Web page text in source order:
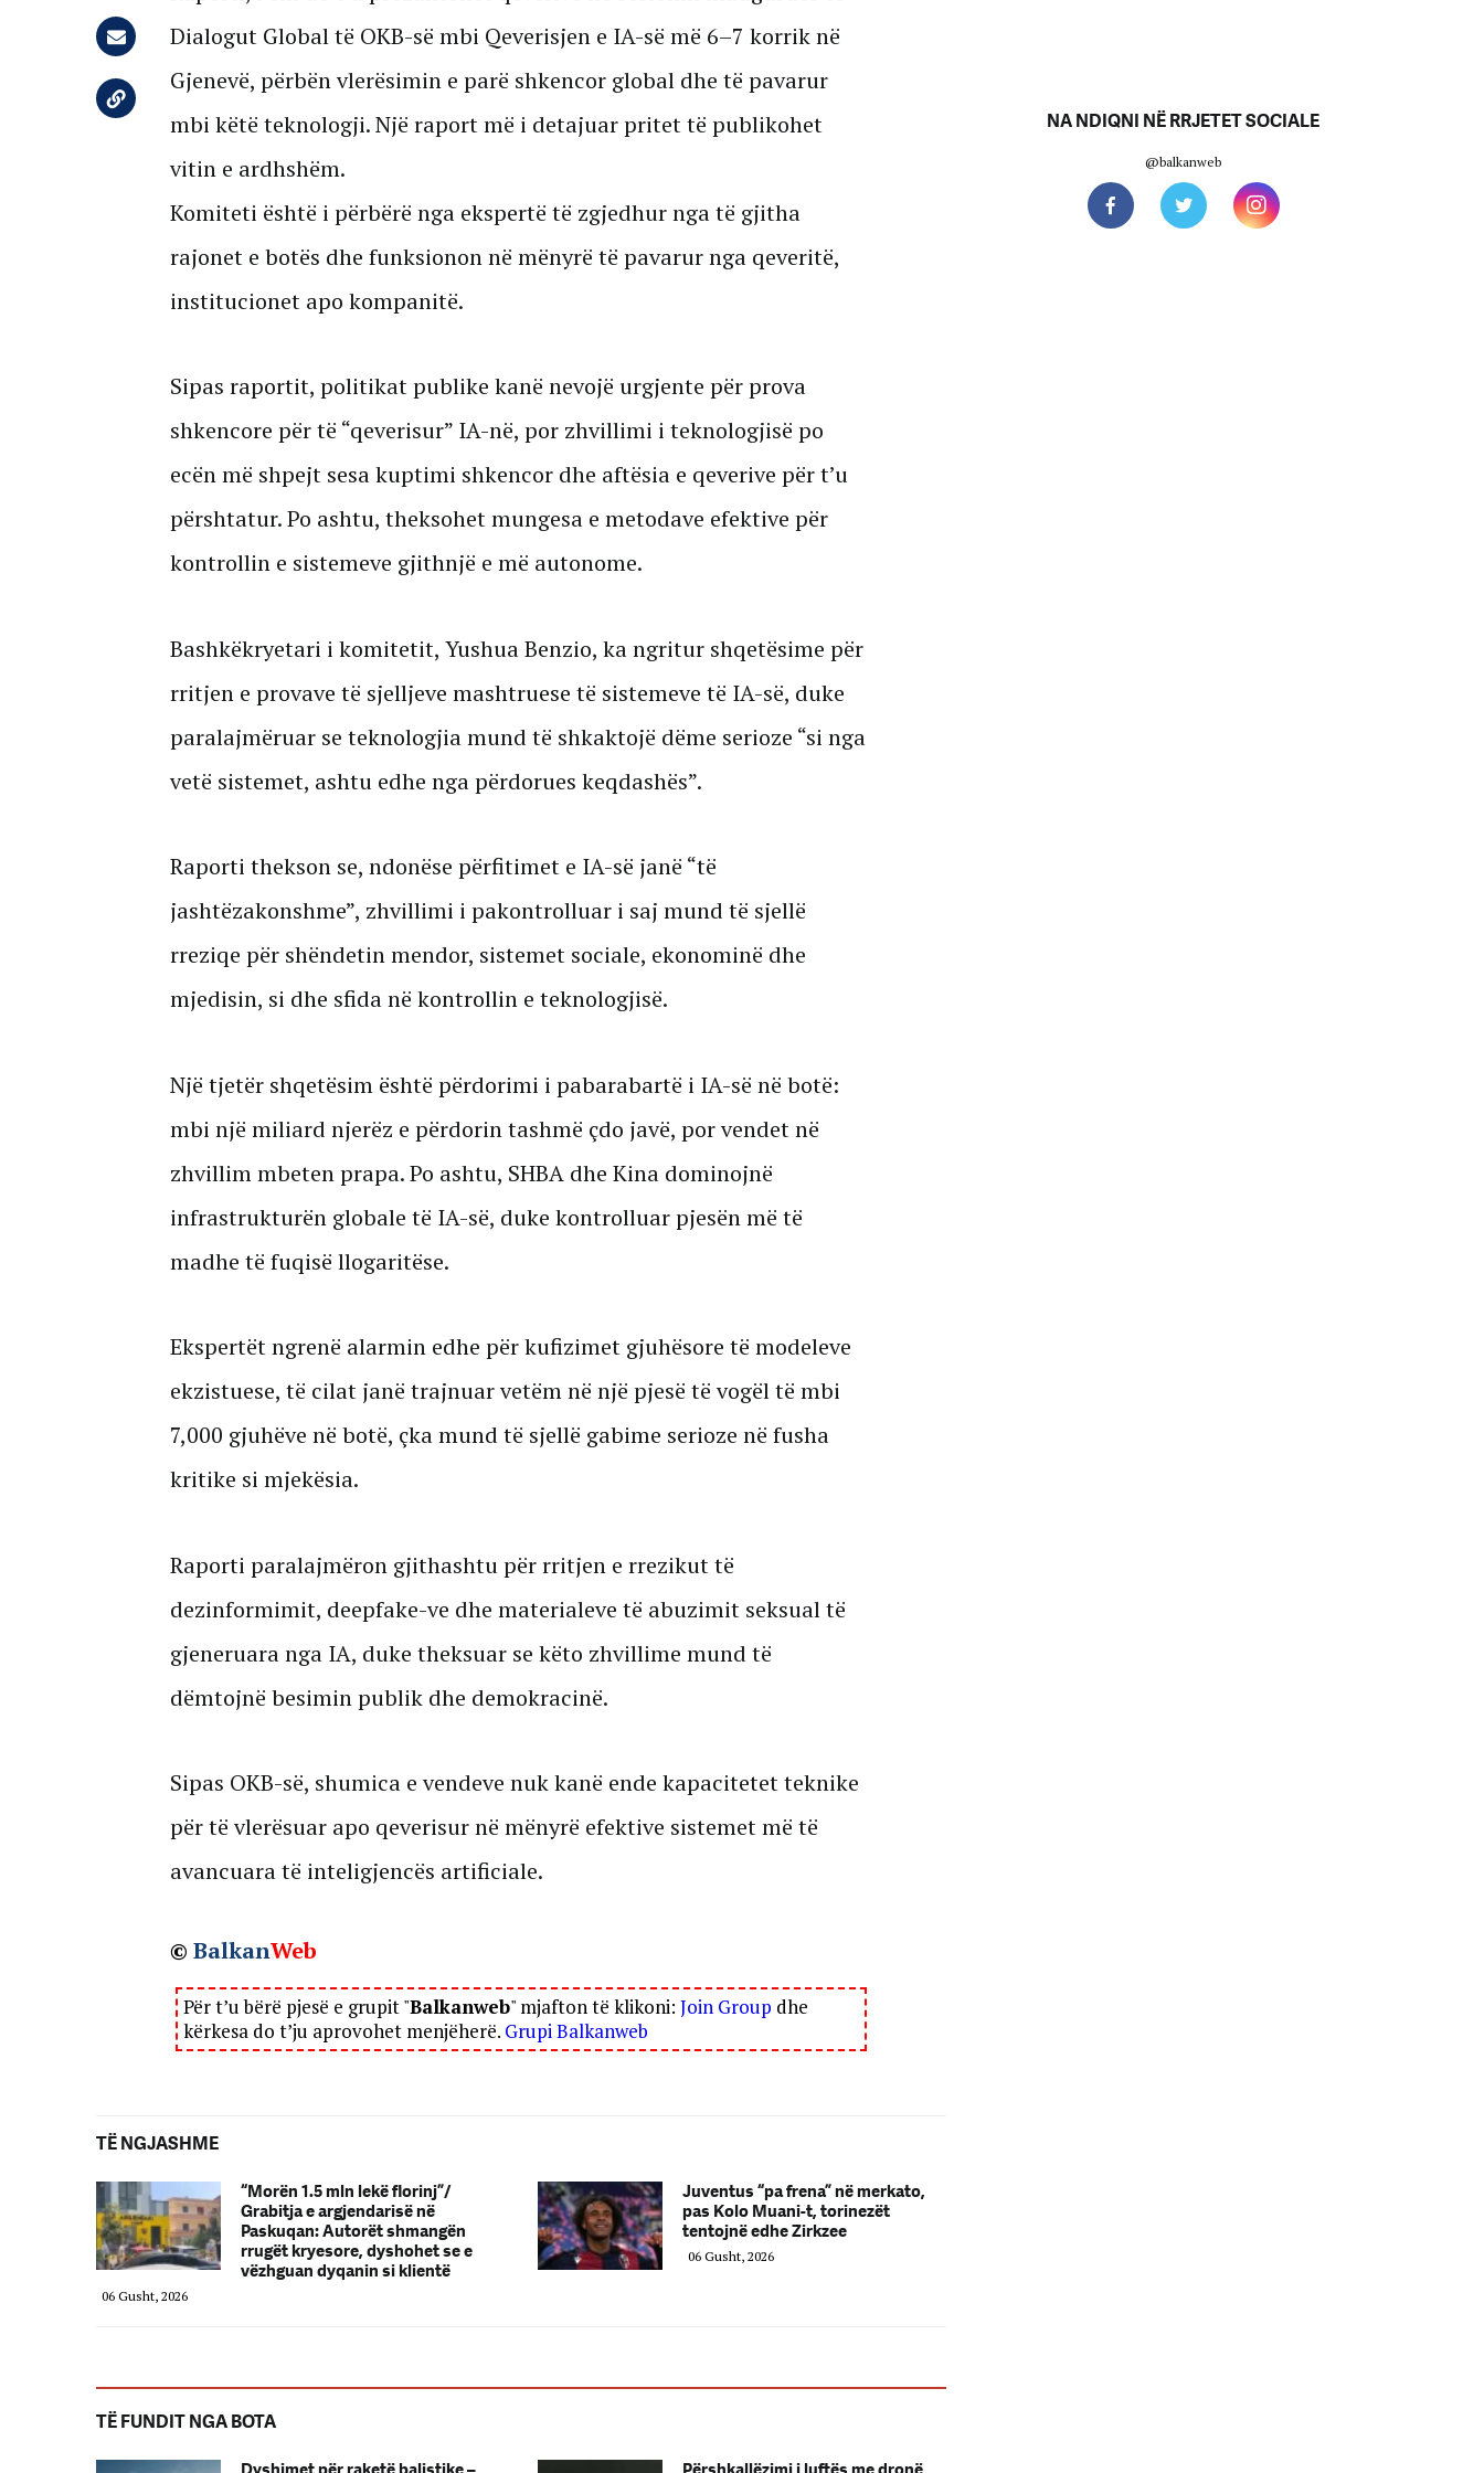
Dialogut Global të OKB-së mbi Qeverisjen e IA-së më 6–7 korrik në
Gjenevë, përbën vlerësimin e parë shkencor global dhe të pavarur
mbi këtë teknologji. Një raport më i detajuar pritet të publikohet
vitin e ardhshëm.
Komiteti është i përbërë nga ekspertë të zgjedhur nga të gjitha
rajonet e botës dhe funksionon në mënyrë të pavarur nga qeveritë,
institucionet apo kompanitë.
Sipas raportit, politikat publike kanë nevojë urgjente për prova
shkencore për të “qeverisur” IA-në, por zhvillimi i teknologjisë po
ecën më shpejt sesa kuptimi shkencor dhe aftësia e qeverive për t’u
përshtatur. Po ashtu, theksohet mungesa e metodave efektive për
kontrollin e sistemeve gjithnjë e më autonome.
Bashkëkryetari i komitetit, Yushua Benzio, ka ngritur shqetësime për
rritjen e provave të sjelljeve mashtruese të sistemeve të IA-së, duke
paralajmëruar se teknologjia mund të shkaktojë dëme serioze “si nga
vetë sistemet, ashtu edhe nga përdorues keqdashës”.
Raporti thekson se, ndonëse përfitimet e IA-së janë “të
jashtëzakonshme”, zhvillimi i pakontrolluar i saj mund të sjellë
rreziqe për shëndetin mendor, sistemet sociale, ekonominë dhe
mjedisin, si dhe sfida në kontrollin e teknologjisë.
Një tjetër shqetësim është përdorimi i pabarabartë i IA-së në botë:
mbi një miliard njerëz e përdorin tashmë çdo javë, por vendet në
zhvillim mbeten prapa. Po ashtu, SHBA dhe Kina dominojnë
infrastrukturën globale të IA-së, duke kontrolluar pjesën më të
madhe të fuqisë llogaritëse.
Ekspertët ngrenë alarmin edhe për kufizimet gjuhësore të modeleve
ekzistuese, të cilat janë trajnuar vetëm në një pjesë të vogël të mbi
7,000 gjuhëve në botë, çka mund të sjellë gabime serioze në fusha
kritike si mjekësia.
Raporti paralajmëron gjithashtu për rritjen e rrezikut të
dezinformimit, deepfake-ve dhe materialeve të abuzimit seksual të
gjeneruara nga IA, duke theksuar se këto zhvillime mund të
dëmtojnë besimin publik dhe demokracinë.
Sipas OKB-së, shumica e vendeve nuk kanë ende kapacitetet teknike
për të vlerësuar apo qeverisur në mënyrë efektive sistemet më të
avancuara të inteligjencës artificiale.
© BalkanWeb
Për t’u bërë pjesë e grupit "Balkanweb" mjafton të klikoni: Join Group dhe
kërkesa do t’ju aprovohet menjëherë. Grupi Balkanweb
TË NGJASHME
“Morën 1.5 mln lekë florinj”/
Grabitja e argjendarisë në
Paskuqan: Autorët shmangën
rrugët kryesore, dyshohet se e
vëzhguan dyqanin si klientë
06 Gusht, 2026
Juventus “pa frena” në merkato,
pas Kolo Muani-t, torinezët
tentojnë edhe Zirkzee
06 Gusht, 2026
TË FUNDIT NGA BOTA
NA NDIQNI NË RRJETET SOCIALE
@balkanweb